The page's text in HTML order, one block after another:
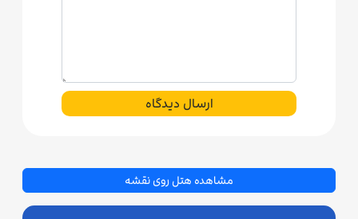
ارسال دیدگاه
مشاهده هتل روی نقشه